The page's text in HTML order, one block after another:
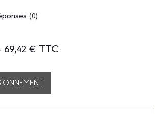
(0)
69,42 € TTC